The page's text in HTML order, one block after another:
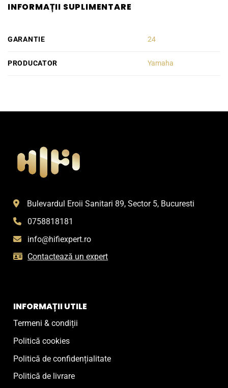
INFORMAȚII SUPLIMENTARE
GARANTIE 24
PRODUCATOR Yamaha
Bulevardul Eroii Sanitari 89, Sector 5, Bucuresti
0758818181
info@hifiexpert.ro
Contactează un expert
INFORMAȚII UTILE
Termeni & condiții
Politică cookies
Politică de confidențialitate
Politică de livrare